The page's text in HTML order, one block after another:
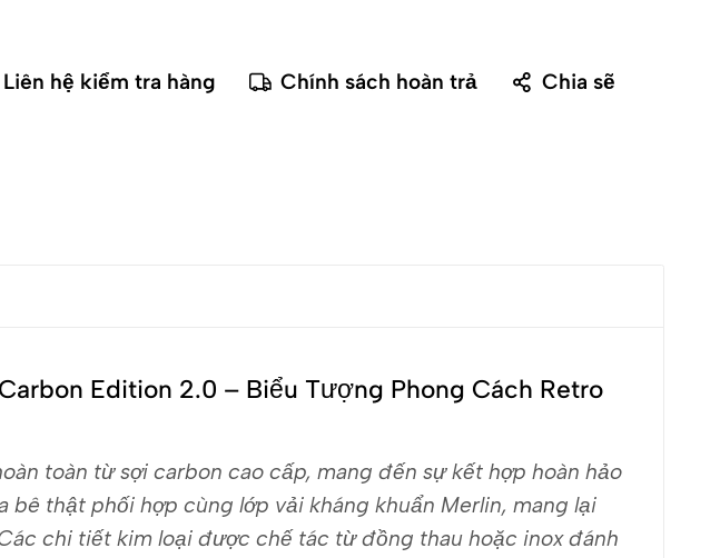
Liên hệ kiểm tra hàng Chính sách hoàn trả Chia sẽ
Edition 2.0 – Biểu Tượng Phong Cách Retro
toàn từ sợi carbon cao cấp, mang đến sự kết hợp hoàn hảo
thật phối hợp cùng lớp vải kháng khuẩn Merlin, mang lại
chi tiết kim loại được chế tác từ đồng thau hoặc inox đánh